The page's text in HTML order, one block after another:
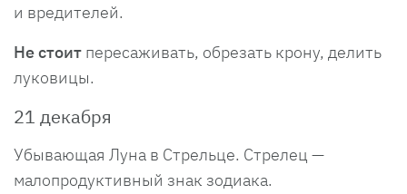
и вредителей.
Не стоит пересаживать, обрезать крону, делить
луковицы.
21 декабря
Убывающая Луна в Стрельце. Стрелец —
малопродуктивный знак зодиака.